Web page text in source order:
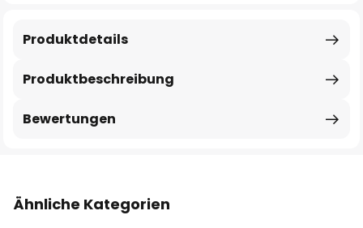
Produktbeschreibung
Produktdetails
Bewertungen
Ähnliche Kategorien